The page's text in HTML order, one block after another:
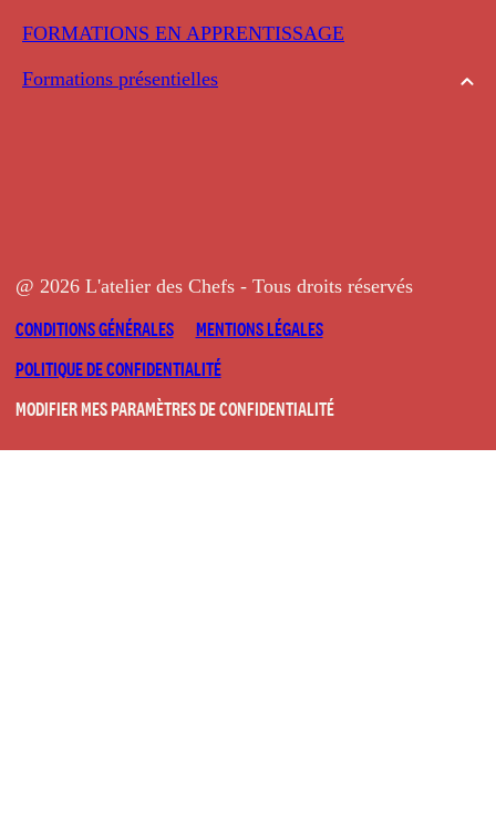
FORMATIONS EN APPRENTISSAGE
Formations présentielles
@ 2026 L'atelier des Chefs - Tous droits réservés
CONDITIONS GÉNÉRALES
MENTIONS LÉGALES
POLITIQUE DE CONFIDENTIALITÉ
MODIFIER MES PARAMÈTRES DE CONFIDENTIALITÉ